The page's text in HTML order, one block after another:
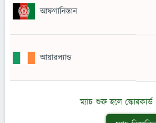
আফগানিস্তান
আয়ারল্যান্ড
ম্যাচ শুরু হলে স্কোরকার্ড